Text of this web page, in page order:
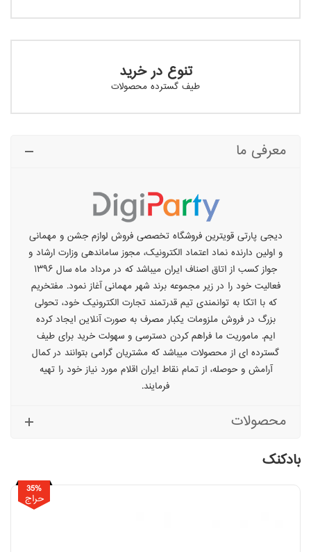
تنوع در خرید
طیف گسترده محصولات
معرفی ما
دیجی پارتی قویترین فروشگاه تخصصی فروش لوازم جشن و مهمانی
و اولین دارنده نماد اعتماد الکترونیک، مجوز ساماندهی وزارت ارشاد و
جواز کسب از اتاق اصناف ایران میباشد که در مرداد ماه سال ۱۳۹۶
فعالیت خود را در زیر مجموعه برند شهر مهمانی آغاز نمود. مفتخریم
که با اتکا به توانمندی تیم قدرتمند تجارت الکترونیک خود، تحولی
بزرگ در فروش ملزومات یکبار مصرف به صورت آنلاین ایجاد کرده
ایم. ماموریت ما فراهم کردن دسترسی و سهولت خرید برای طیف
گسترده ای از محصولات میباشد که مشتریان گرامی بتوانند در کمال
آرامش و حوصله، از تمام نقاط ایران اقلام مورد نیاز خود را تهیه
فرمایند.
محصولات
بادکنک
35%
حراج